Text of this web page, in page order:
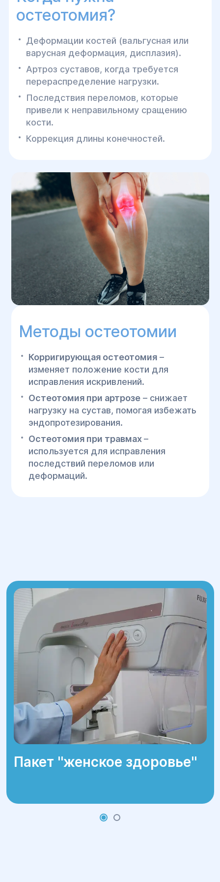
качество жизни пациентов.
остеотомия?
Деформации костей (вальгусная или
варусная деформация, дисплазия).
Артроз суставов, когда требуется
перераспределение нагрузки.
Последствия переломов, которые
привели к неправильному сращению
кости.
Коррекция длины конечностей.
Методы остеотомии
Корригирующая остеотомия–
изменяет положение кости для
исправления искривлений.
Остеотомия при артрозе– снижает
нагрузку на сустав, помогая избежать
эндопротезирования.
Остеотомия при травмах–
используется для исправления
последствий переломов или
деформаций.
Пакет ''женское здоровье''